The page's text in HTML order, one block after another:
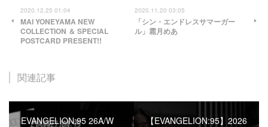
2020.12.25 01:04
MAI YONEYAMA NEW
COLLECTION ＆ SPECIAL
POSTCARD PRESENT!!
2020.11.20 03:05
「シン・エンドレスサマーガー
ル」霜月めあ
関連記事
EVANGELION:95 26A/W
【EVANGELION:95】2026